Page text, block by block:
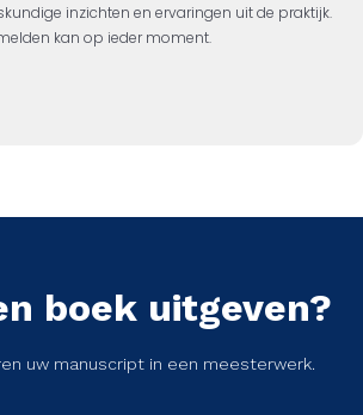
inzichten en ervaringen uit de praktijk.
kan op ieder moment.
boek uitgeven?
uw manuscript in een meesterwerk.